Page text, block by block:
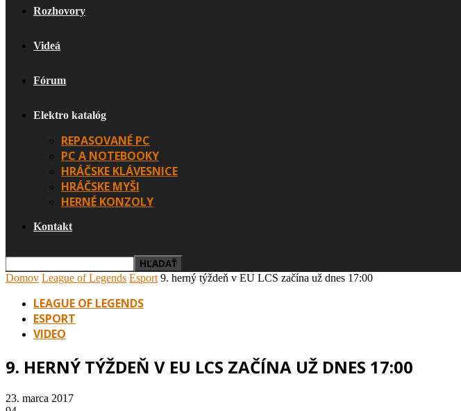
Rozhovory
Videá
Fórum
Elektro katalóg
REPASOVANÉ PC
PC A NOTEBOOKY
HRÁČSKE KLÁVESNICE
HRÁČSKE MYŠI
HERNÉ KONZOLY
Kontakt
Domov League of Legends Esport 9. herný týždeň v EU LCS začína už dnes 17:00
LEAGUE OF LEGENDS
ESPORT
VIDEO
9. HERNÝ TÝŽDEŇ V EU LCS ZAČÍNA UŽ DNES 17:00
23. marca 2017